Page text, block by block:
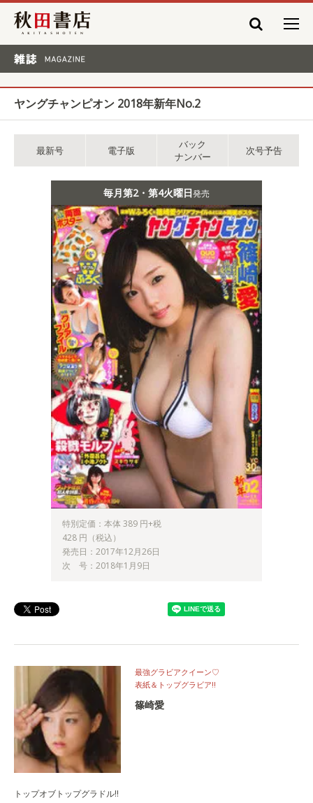
秋田書店
ヤングチャンピオン 2018年新年No.2
最新号 電子版
バック
ナンバー
次号予告
毎月第2・第4火曜日発売
特別定価：本体 389 円+税
428 円（税込）
発売日：2017年12月26日
次 号：2018年1月9日
最強グラビアクイーン♡
表紙＆トップグラビア!!
篠崎愛
トップオブトップグラドル!!